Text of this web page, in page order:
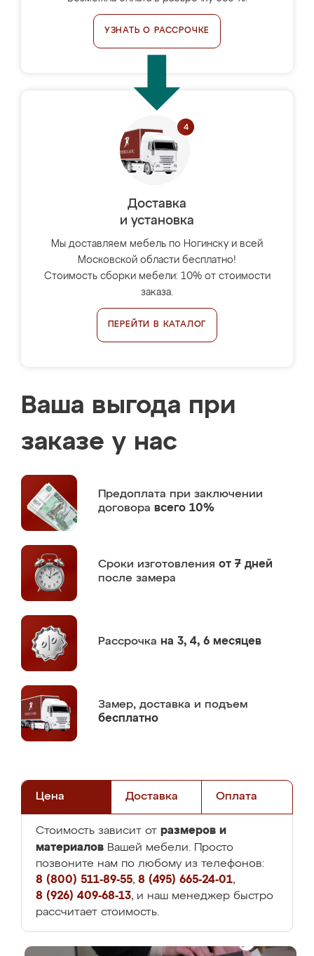
УЗНАТЬ О РАССРОЧКЕ
Доставка
и установка
Мы доставляем мебель по Ногинску и всей
Московской области бесплатно!
Стоимость сборки мебели: 10% от стоимости
заказа.
ПЕРЕЙТИ В КАТАЛОГ
Ваша выгода при
заказе у нас
Предоплата при заключении
договора всего 10%
Сроки изготовления от 7 дней
после замера
Рассрочка на 3, 4, 6 месяцев
Замер, доставка и подъем
бесплатно
Цена Доставка Оплата
Стоимость зависит от размеров и
материалов Вашей мебели. Просто
позвоните нам по любому из телефонов:
8 (800) 511-89-55, 8 (495) 665-24-01,
8 (926) 409-68-13, и наш менеджер быстро
рассчитает стоимость.